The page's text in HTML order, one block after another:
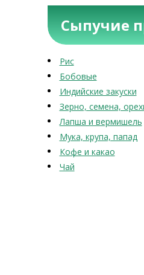
Сыпучие
Рис
Бобовые
Индийские закуски
Зерно, семена,
Лапша и вермишель
Мука, крупа, папад
Кофе и какао
Чай